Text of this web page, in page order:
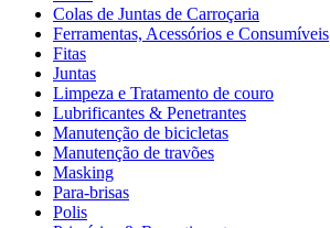
Colas de Juntas de Carroçaria
Ferramentas, Acessórios e Consumíveis
Fitas
Juntas
Limpeza e Tratamento de couro
Lubrificantes & Penetrantes
Manutenção de bicicletas
Manutenção de travões
Masking
Para-brisas
Polis